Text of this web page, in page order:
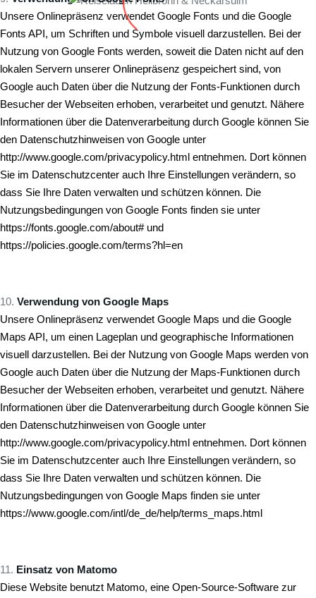
Unsere Onlinepräsenz verwendet Google Fonts und die Google
Fonts API, um Schriften und Symbole visuell darzustellen. Bei der
Nutzung von Google Fonts werden, soweit die Daten nicht auf den
lokalen Servern unserer Onlinepräsenz gespeichert sind, von
Google auch Daten über die Nutzung der Fonts-Funktionen durch
Besucher der Webseiten erhoben, verarbeitet und genutzt. Nähere
Informationen über die Datenverarbeitung durch Google können Sie
den Datenschutzhinweisen von Google unter
http://www.google.com/privacypolicy.html entnehmen. Dort können
Sie im Datenschutzcenter auch Ihre Einstellungen verändern, so
dass Sie Ihre Daten verwalten und schützen können. Die
Nutzungsbedingungen von Google Fonts finden sie unter
https://fonts.google.com/about# und
https://policies.google.com/terms?hl=en
Verwendung von Google Maps
Unsere Onlinepräsenz verwendet Google Maps und die Google
Maps API, um einen Lageplan und geographische Informationen
visuell darzustellen. Bei der Nutzung von Google Maps werden von
Google auch Daten über die Nutzung der Maps-Funktionen durch
Besucher der Webseiten erhoben, verarbeitet und genutzt. Nähere
Informationen über die Datenverarbeitung durch Google können Sie
den Datenschutzhinweisen von Google unter
http://www.google.com/privacypolicy.html entnehmen. Dort können
Sie im Datenschutzcenter auch Ihre Einstellungen verändern, so
dass Sie Ihre Daten verwalten und schützen können. Die
Nutzungsbedingungen von Google Maps finden sie unter
https://www.google.com/intl/de_de/help/terms_maps.html
Einsatz von Matomo
Diese Website benutzt Matomo, eine Open-Source-Software zur